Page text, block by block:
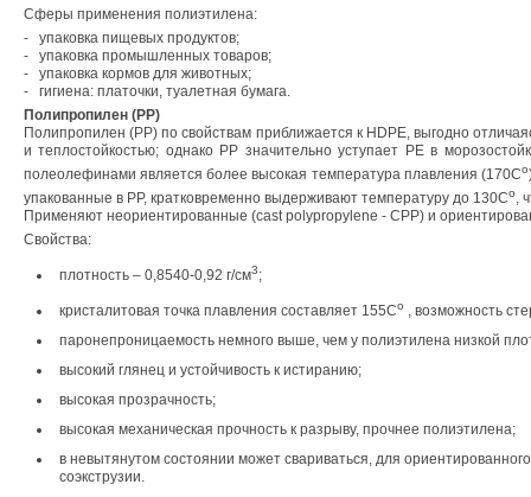
Сферы применения полиэтилена:
- упаковка пищевых продуктов;
- упаковка промышленных товаров;
- упаковка кормов для животных;
- гигиена: платочки, туалетная бумага.
Полипропилен (РР)
Полипропилен (РР) по свойствам приближается кHDPE, выгодно
и теплостойкостью; однако РР значительно уступает РЕ в
полеолефинами является более высокая температура плавления (170Сo
упакованные в РР, кратковременно выдерживают температуру до 130Сo,
Применяют неориентированные (cast polypropylene - СРР) и
Свойства:
плотность – 0,8540-0,92 г/см3;
кристалитовая точка плавления составляет 155Сo , возможность
паронепроницаемость немного выше, чем у полиэтилена низкой
высокий глянец и устойчивость к истиранию;
высокая прозрачность;
высокая механическая прочность к разрыву, прочнее полиэтилена;
в невытянутом состоянии может свариваться, для
соэкструзии.